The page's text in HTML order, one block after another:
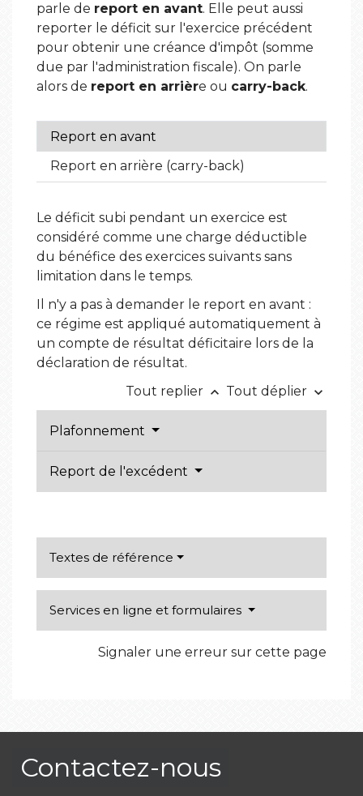
parle de report en avant. Elle peut aussi
reporter le déficit sur l'exercice précédent
pour obtenir une créance d'impôt (somme
due par l'administration fiscale). On parle
alors de report en arrière ou carry-back.
Report en avant
Report en arrière (carry-back)
Le déficit subi pendant un exercice est
considéré comme une charge déductible
du bénéfice des exercices suivants sans
limitation dans le temps.
Il n'y a pas à demander le report en avant :
ce régime est appliqué automatiquement à
un compte de résultat déficitaire lors de la
déclaration de résultat.
Tout replier keyboard_arrow_up Tout déplier keyboard_arrow_down
Plafonnement
Report de l'excédent
Textes de référence
Services en ligne et formulaires
Signaler une erreur sur cette page
Contactez-nous